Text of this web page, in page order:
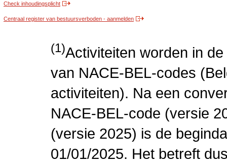
Check inhoudingsplicht
Centraal register van bestuursverboden - aanmelden
(1)Activiteiten worden in
van NACE-BEL-codes
activiteiten). Na een
NACE-BEL-code (versie
(versie 2025) is de
01/01/2025. Het betreft